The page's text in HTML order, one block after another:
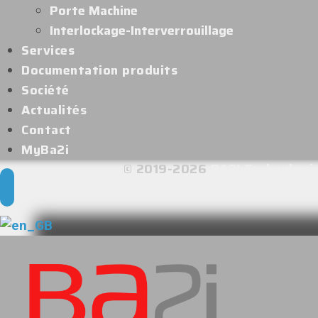
Porte Machine
Interlockage-Interverrouillage
Services
Documentation produits
Société
Actualités
Contact
MyBa2i
© 2019-2026BA2I